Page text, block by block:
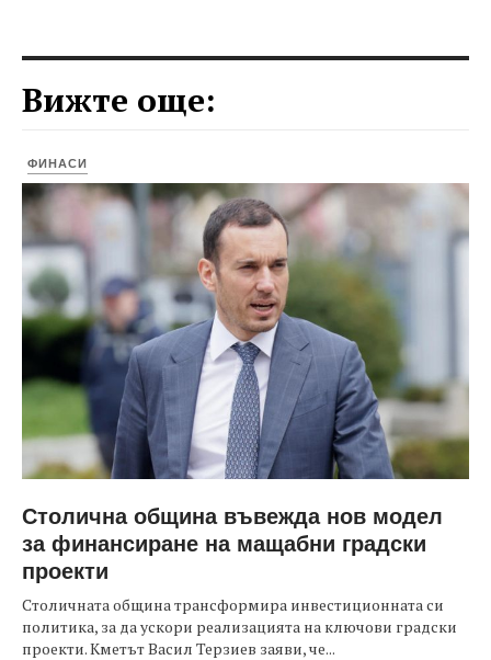
Вижте още:
ФИНАСИ
Столична община въвежда нов модел
за финансиране на мащабни градски
проекти
Столичната община трансформира инвестиционната си
политика, за да ускори реализацията на ключови градски
проекти. Кметът Васил Терзиев заяви, че...